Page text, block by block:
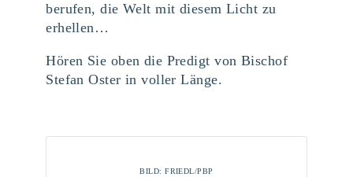
berufen, die Welt mit diesem Licht zu
erhellen…
Hören Sie oben die Predigt von Bischof
Stefan Oster in voller Länge.
BILD: FRIEDL/PBP